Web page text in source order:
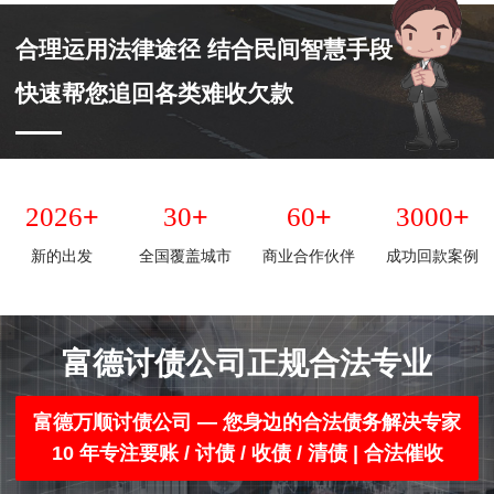
合理运用法律途径 结合民间智慧手段
快速帮您追回各类难收欠款
2026+
新的出发
30+
全国覆盖城市
60+
商业合作伙伴
3000+
成功回款案例
富德讨债公司正规合法专业
富德万顺讨债公司 — 您身边的合法债务解决专家
10 年专注要账 / 讨债 / 收债 / 清债 | 合法催收